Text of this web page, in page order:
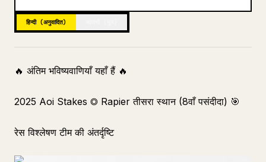
ब्लॉगहिन्दी (अनुवादित)
🔥 अंतिम भविष्यवाणियाँ यहाँ हैं 🔥
2025 Aoi Stakes ◎ Rapier तीसरा स्थान (8वाँ पसंदीदा) 🎯
रेस विश्लेषण टीम की अंतर्दृष्टि